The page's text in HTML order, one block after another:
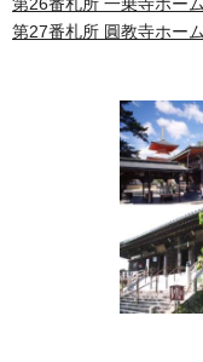
第27番札所 圓教寺ホー